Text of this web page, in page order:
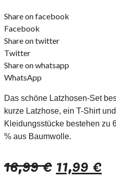
Share on facebook
Facebook
Share on twitter
Twitter
Share on whatsapp
WhatsApp
Das schöne Latzhosen-Set
kurze Latzhose, ein T-Shirt
Kleidungsstücke bestehen zu
% aus Baumwolle.
16,99€11,99€